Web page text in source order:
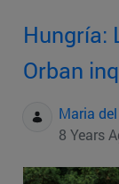
Hungría:
Orban
Maria
8 Years